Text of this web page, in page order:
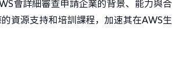
會詳細審查申請企業的背景、能力與合
資源支持和培訓課程，加速其在AWS生